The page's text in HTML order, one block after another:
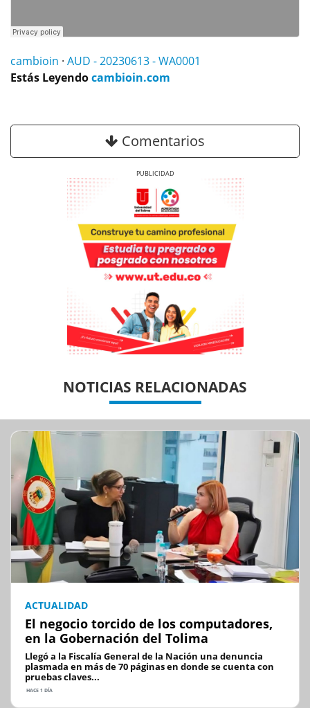
cambioin · AUD - 20230613 - WA0001
Estás Leyendocambioin.com
Comentarios
NOTICIAS RELACIONADAS
ACTUALIDAD
El negocio torcido de los computadores,
en la Gobernación del Tolima
Llegó a la Fiscalía General de la Nación una denuncia
plasmada en más de 70 páginas en donde se cuenta con
pruebas claves...
HACE 1 DÍA